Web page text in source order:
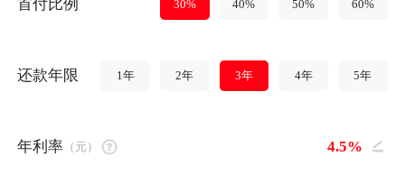
首付比例 30% 40% 50% 60%
还款年限 1年 2年 3年 4年 5年
年利率 （元）